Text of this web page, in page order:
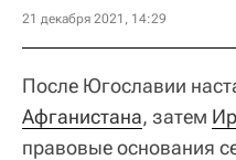
21 декабря 2021, 14:29
После Югославии
Афганистана, затем
правовые основания